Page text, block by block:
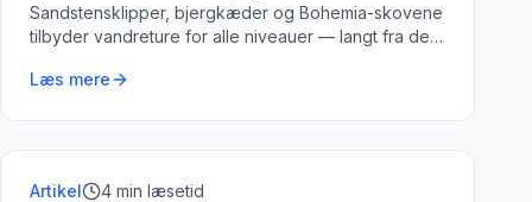
Sandstensklipper, bjergkæder og Bohemia-skovene
tilbyder vandreture for alle niveauer — langt fra de
Læs mere
Artikel 4 min læsetid